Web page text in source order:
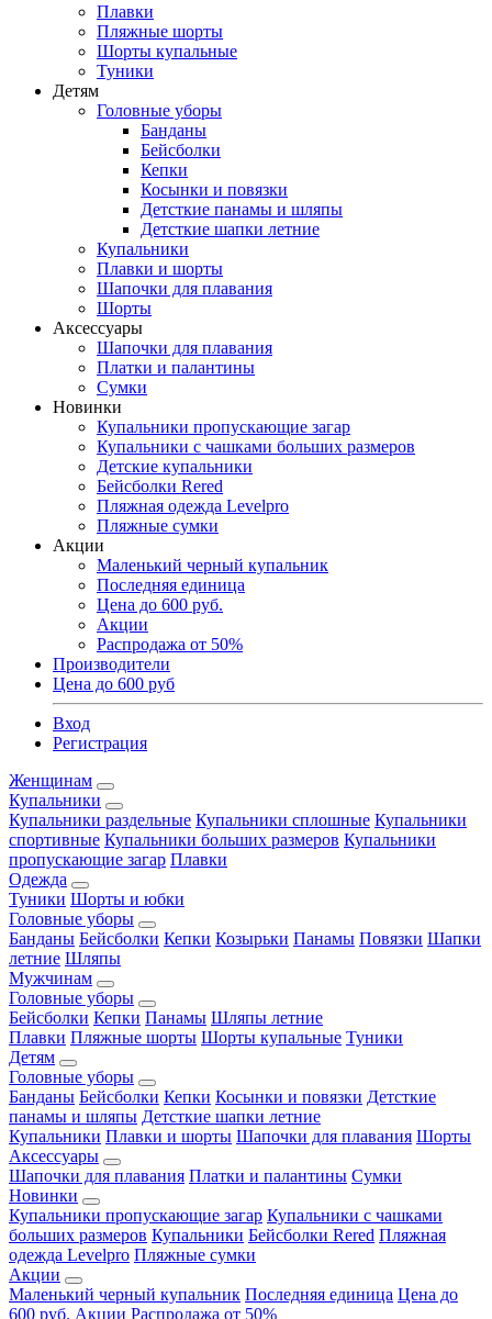
Плавки
Пляжные шорты
Шорты купальные
Туники
Детям
Головные уборы
Банданы
Бейсболки
Кепки
Косынки и повязки
Детсткие панамы и шляпы
Детсткие шапки летние
Купальники
Плавки и шорты
Шапочки для плавания
Шорты
Аксессуары
Шапочки для плавания
Платки и палантины
Сумки
Новинки
Купальники пропускающие загар
Купальники с чашками больших размеров
Детские купальники
Бейсболки Rered
Пляжная одежда Levelpro
Пляжные сумки
Акции
Маленький черный купальник
Последняя единица
Цена до 600 руб.
Акции
Распродажа от 50%
Производители
Цена до 600 руб
Вход
Регистрация
Женщинам
Купальники
Купальники раздельные Купальники сплошные Купальники
спортивные Купальники больших размеров Купальники
пропускающие загар Плавки
Одежда
Туники Шорты и юбки
Головные уборы
Банданы Бейсболки Кепки Козырьки Панамы Повязки Шапки
летние Шляпы
Мужчинам
Головные уборы
Бейсболки Кепки Панамы Шляпы летние
Плавки Пляжные шорты Шорты купальные Туники
Детям
Головные уборы
Банданы Бейсболки Кепки Косынки и повязки Детсткие
панамы и шляпы Детсткие шапки летние
Купальники Плавки и шорты Шапочки для плавания Шорты
Аксессуары
Шапочки для плавания Платки и палантины Сумки
Новинки
Купальники пропускающие загар Купальники с чашками
больших размеров Купальники Бейсболки Rered Пляжная
одежда Levelpro Пляжные сумки
Акции
Маленький черный купальник Последняя единица Цена до
600 руб. Акции Распродажа от 50%